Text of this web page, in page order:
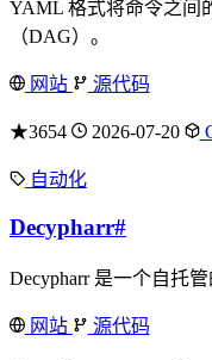
YAML 格式将命令之间
（DAG）。
网站 源代码
★3654 2026-07-20
自动化
Decypharr#
Decypharr 是一个自托管
网站 源代码